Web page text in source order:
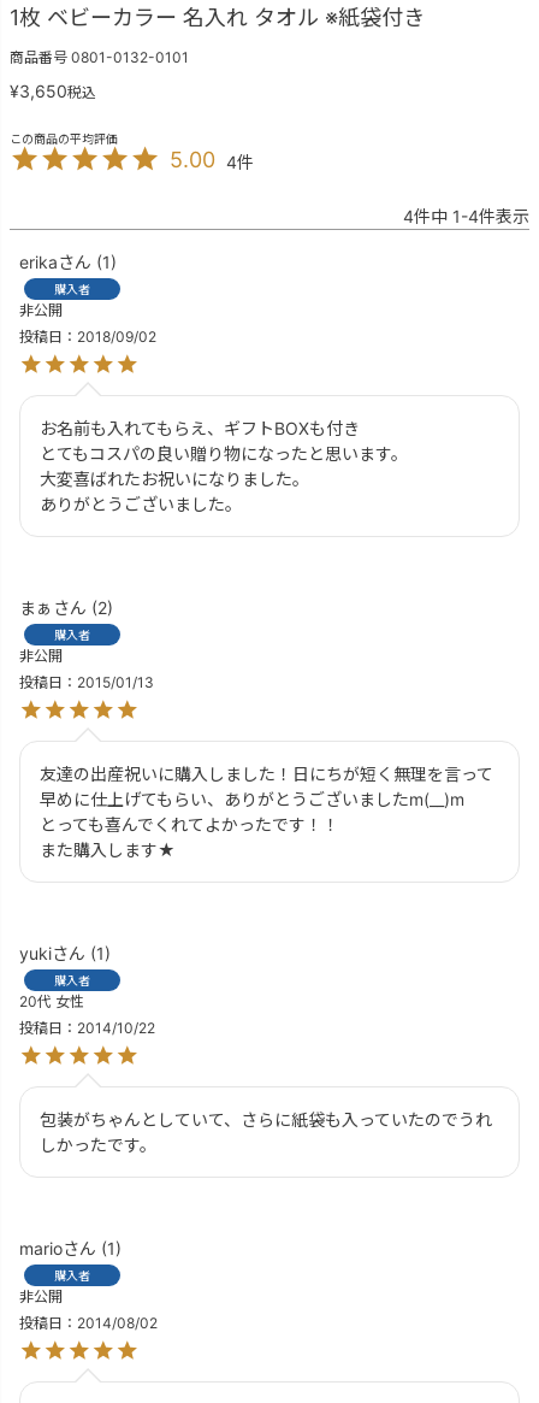
1枚 ベビーカラー 名入れ タオル ※紙袋付き
商品番号 0801-0132-0101
¥3,650税込
5.00 4
4件中 1-4件表示
erika 1
購入者
非公開
投稿日
2018/09/02
お名前も入れてもらえ、ギフトBOXも付き
とてもコスパの良い贈り物になったと思います。
大変喜ばれたお祝いになりました。
ありがとうございました。
まぁ 2
購入者
非公開
投稿日
2015/01/13
友達の出産祝いに購入しました！日にちが短く無理を言って
早めに仕上げてもらい、ありがとうございましたm(__)m
とっても喜んでくれてよかったです！！
また購入します★
yuki 1
購入者
20代 女性
投稿日
2014/10/22
包装がちゃんとしていて、さらに紙袋も入っていたのでうれ
しかったです。
mario 1
購入者
非公開
投稿日
2014/08/02